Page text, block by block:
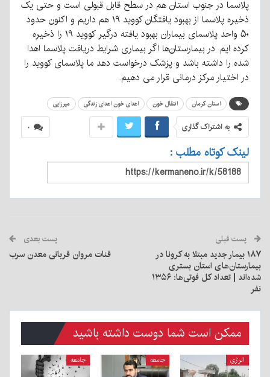
پلاسما در جنوب استان هم در سطح قابل قبولی است و حتی یک
ذخیره پلاسما از بهبود یافتگان کووید ۱۹ هم داریم و اکنون حدود
۵۰ واحد پلاسمای بیماران بهبود یافته درگیر کووید ۱۹ را ذخیره
کرده ایم. در بیمارستان‌ها اگر بیماری شرایط دریافت پلاسما اهدا
شده را داشته باشد و پزشک درخواست دهد ما پلاسمای کووید را
در اختیار مرکز درمانی قرار می دهیم.
استان کرمان انتقال خون اهدای خون اهدای زندگی میرزایی
۰ به اشتراک گذاری
لینک کوتاه مطلب :
پست قبلی
۱۸۷ بیمار جدید مبتلا به کرونا در
بیمارستان‌های استان بستری
شده‌اند | تعداد کل فوتی‌ها: ۱۳۵۶
نفر
پست بعدی
قنات مروان قربانی معدن سرب
ممکن است شما دوست داشته باشید
انرژی جامعه جامعه